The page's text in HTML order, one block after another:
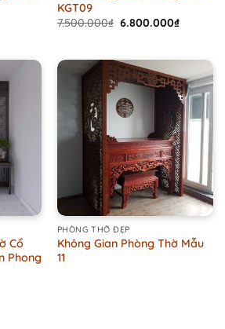
KGT09
7.500.000₫ Original
6.800.000₫Current
Cổ
Phong
PHÒNG THỜ ĐẸP
Không Gian Phòng Thờ Mẫu
11